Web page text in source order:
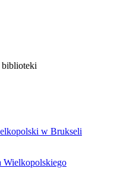
biblioteki
w Brukseli